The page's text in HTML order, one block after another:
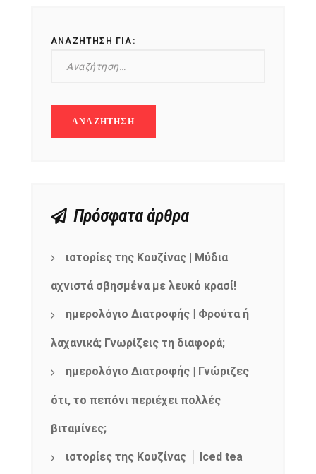
ΑΝΑΖΉΤΗΣΗ ΓΙΑ:
Πρόσφατα άρθρα
ιστορίες της Κουζίνας | Μύδια
αχνιστά σβησμένα με λευκό κρασί!
ημερολόγιο Διατροφής | Φρούτα ή
λαχανικά; Γνωρίζεις τη διαφορά;
ημερολόγιο Διατροφής | Γνώριζες
ότι, το πεπόνι περιέχει πολλές
βιταμίνες;
ιστορίες της Κουζίνας │ Iced tea